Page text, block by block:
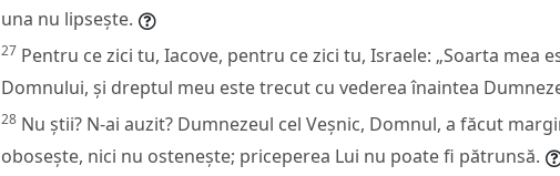
una nu lipsește.
27 Pentru ce zici tu, Iacove, pentru ce zici tu, Israele: „Soarta mea
Domnului, și dreptul meu este trecut cu vederea înaintea
28 Nu știi? N-ai auzit? Dumnezeul cel Veșnic, Domnul, a făcut
obosește, nici nu ostenește; priceperea Lui nu poate fi pătrunsă.